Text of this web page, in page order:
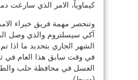
كيماوياً، الامر الذي سارعت
وتنحصر مهمة فريق خبراء
الشهر الجاري بتحديد ما اذا
في وقت سابق هذا العام في
العسل في محافظة حلب